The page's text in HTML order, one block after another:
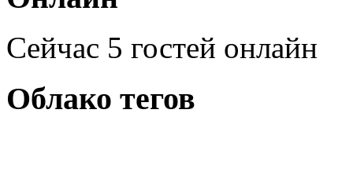
Сейчас 5 гостей онлайн
Облако тегов